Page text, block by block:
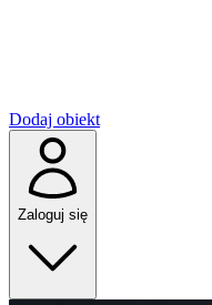
Dodaj obiekt
Zaloguj się